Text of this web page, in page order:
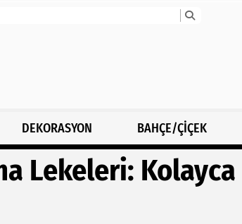
DEKORASYON BAHÇE/ÇİÇEK
Lekeleri: Kolayca